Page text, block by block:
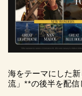
海をテーマにした
流」**の後半を配信